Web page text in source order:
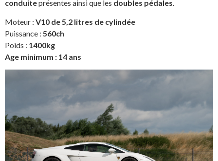
conduiteprésentes ainsi que les doubles pédales.
Moteur : V10 de 5,2 litres de cylindée
Puissance : 560ch
Poids : 1400kg
Age minimum : 14 ans